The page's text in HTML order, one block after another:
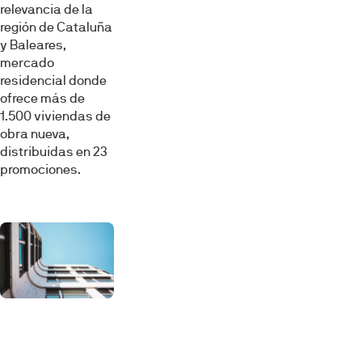
relevancia de la
región de Cataluña
y Baleares,
mercado
residencial donde
ofrece más de
1.500 viviendas de
obra nueva,
distribuidas en 23
promociones.